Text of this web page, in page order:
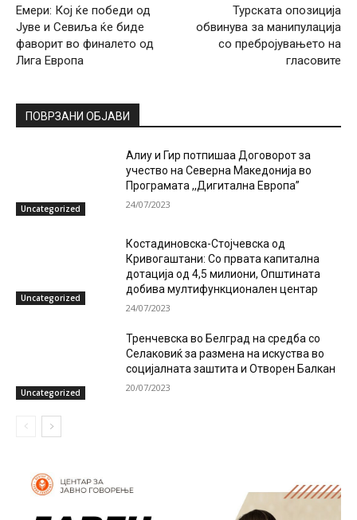
Емери: Кој ќе победи од
Јуве и Севиља ќе биде
фаворит во финалето од
Лига Европа
Турската опозиција
обвинува за манипулација
со пребројувањето на
гласовите
ПОВРЗАНИ ОБЈАВИ
Uncategorized
Алиу и Гир потпишаа Договорот за
учество на Северна Македонија во
Програмата ,,Дигитална Европа”
24/07/2023
Uncategorized
Костадиновска-Стојчевска од
Кривогаштани: Со првата капитална
дотација од 4,5 милиони, Општината
добива мултифункционален центар
24/07/2023
Uncategorized
Тренчевска во Белград на средба со
Селаковиќ за размена на искуства во
социјалната заштита и Отворен Балкан
20/07/2023